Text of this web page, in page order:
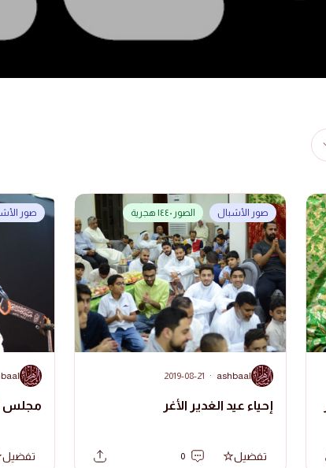
صور الأشبال الصور ١٤٤٠ هجرية
A
ashbaal
·
2019-08-21
إحياء عيد الغدير الأغر
تفضيل 0
صور
A
مجلس 9 ذوالحجة 1440 هجرية
تفضيل